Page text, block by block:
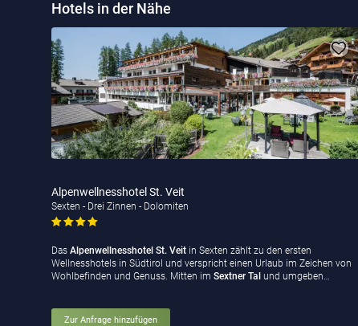
Hotels in der Nähe
Alpenwellnesshotel St. Veit
Sexten - Drei Zinnen - Dolomiten
Das Alpenwellnesshotel St. Veit in Sexten zählt zu den ersten
Wellnesshotels in Südtirol und verspricht einen Urlaub im Zeichen von
Wohlbefinden und Genuss. Mitten im Sextner Tal und umgeben…
Zur Anfrage hinzufügen